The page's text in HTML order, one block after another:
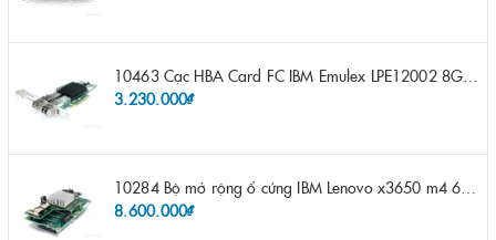
10463 Cạc HBA Card FC IBM Emulex LPE12002 8Gb 2 port FC SFP fru 42D0500 pn 42D0496 opt 42D0494 LPE12002
3.230.000₫
10284 Bộ mở rộng ổ cứng IBM Lenovo x3650 m4 69Y5319 8x 2.5" HS HDD Assembly Kit with Expander
8.600.000₫